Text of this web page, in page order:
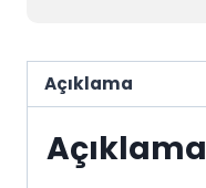
Açıklama
Açıklama